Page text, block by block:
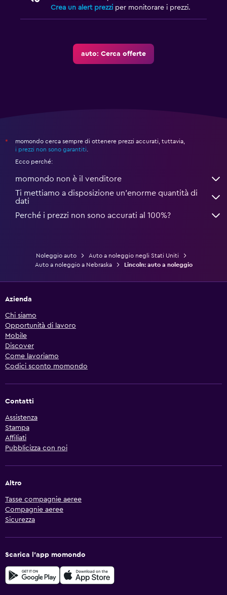
Crea un alert prezzi per monitorare i prezzi.
auto: Cerca offerte
*
momondo cerca sempre di ottenere prezzi accurati, tuttavia,
i prezzi non sono garantiti.
Ecco perché:
momondo non è il venditore
Ti mettiamo a disposizione un’enorme quantità di
dati
Perché i prezzi non sono accurati al 100%?
Noleggio auto
Auto a noleggio negli Stati Uniti
Auto a noleggio a Nebraska
Lincoln: auto a noleggio
Azienda
Chi siamo
Opportunità di lavoro
Mobile
Discover
Come lavoriamo
Codici sconto momondo
Contatti
Assistenza
Stampa
Affiliati
Pubblicizza con noi
Altro
Tasse compagnie aeree
Compagnie aeree
Sicurezza
Scarica l'app momondo